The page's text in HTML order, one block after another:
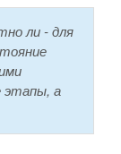
ли - для
этапы, а